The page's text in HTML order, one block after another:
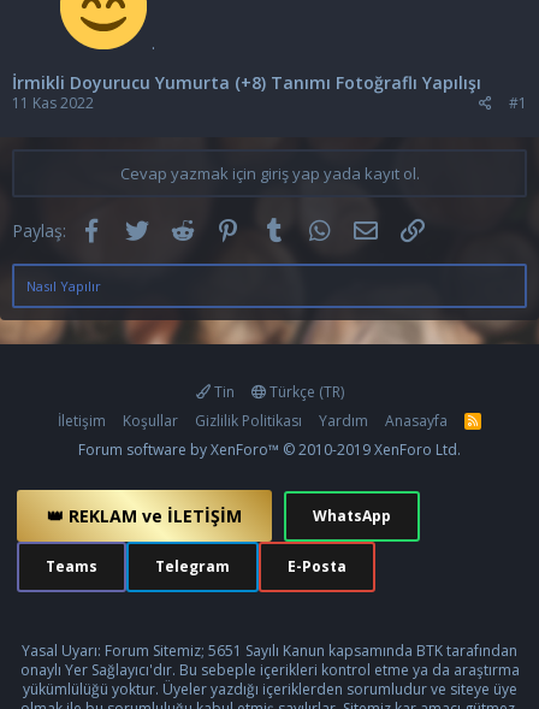
.
İrmikli Doyurucu Yumurta (+8) Tanımı Fotoğraflı Yapılışı
11 Kas 2022 #1
Cevap yazmak için giriş yap yada kayıt ol.
Paylaş: Facebook
TwitterReddit PinterestTumblrWhatsApp
E-postaLink
Nasıl Yapılır
Tin
Türkçe (TR)
İletişim
Koşullar Gizlilik Politikası Yardım Anasayfa
R
S
Forum software by XenForo™ © 2010-2019 XenForo Ltd.
👑 REKLAM ve İLETİŞİM WhatsApp
Teams Telegram E-Posta
Yasal Uyarı: Forum Sitemiz; 5651 Sayılı Kanun kapsamında BTK tarafından
onaylı Yer Sağlayıcı'dır. Bu sebeple içerikleri kontrol etme ya da araştırma
yükümlülüğü yoktur. Üyeler yazdığı içeriklerden sorumludur ve siteye üye